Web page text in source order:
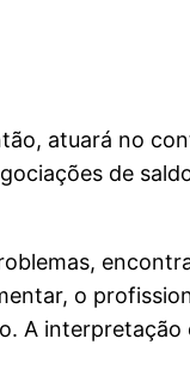
atuará no
de
o
A